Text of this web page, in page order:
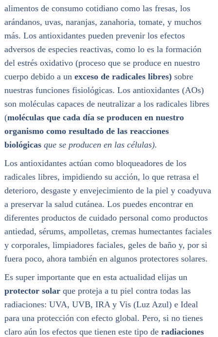
alimentos de consumo cotidiano como las fresas, los
arándanos, uvas, naranjas, zanahoria, tomate, y muchos
más. Los antioxidantes pueden prevenir los efectos
adversos de especies reactivas, como lo es la formación
del estrés oxidativo (proceso que se produce en nuestro
cuerpo debido a un exceso de radicales libres)sobre
nuestras funciones fisiológicas. Los antioxidantes (AOs)
son moléculas capaces de neutralizar a los radicales libres
(moléculas que cada día se producen en nuestro
organismo como resultado de las reacciones
biológicasque se producen en las células).
Los antioxidantes actúan como bloqueadores de los
radicales libres, impidiendo su acción, lo que retrasa el
deterioro, desgaste y envejecimiento de la piel y coadyuva
a preservar la salud cutánea. Los puedes encontrar en
diferentes productos de cuidado personal como productos
antiedad, sérums, ampolletas, cremas humectantes faciales
y corporales, limpiadores faciales, geles de baño y, por si
fuera poco, ahora también en algunos protectores solares.
Es super importante que en esta actualidad elijas un
protector solarque proteja a tu piel contra todas las
radiaciones: UVA, UVB, IRA y Vis (Luz Azul) e Ideal
para una protección con efecto global. Pero, si no tienes
claro aún los efectos que tienen este tipo deradiaciones